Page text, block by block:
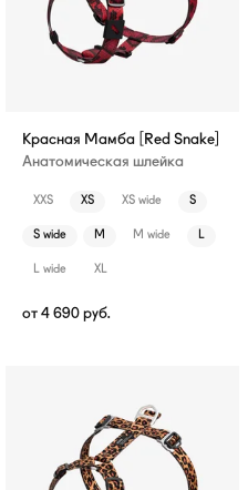
Красная Мамба [Red Snake]
Анатомическая шлейка
XXS XS XS wide S
S wide M M wide L
L wide XL
от 4 690 руб.